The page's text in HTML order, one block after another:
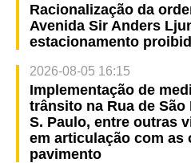
Racionalização da
Avenida Sir Anders
estacionamento
2026-08-05 16:15
Implementação de
trânsito na Rua de São
S. Paulo, entre outras
em articulação com as
pavimento